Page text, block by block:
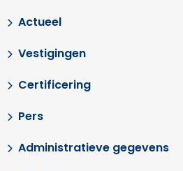
Actueel
Vestigingen
Certificering
Pers
Administratieve gegevens